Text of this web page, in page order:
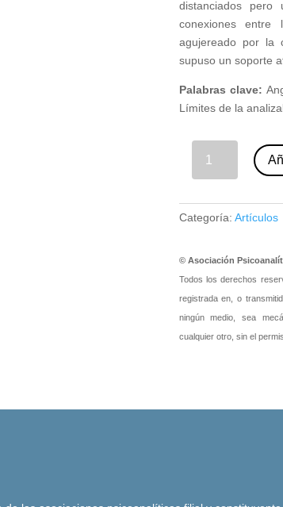
distanciados pero
conexiones
agujereado por la
supuso un soporte
Palabras clave:
Límites de la
Categoría: Artículos
© Asociación
Todos los derechos
registrada en, o
ningún medio, sea
cualquier otro, sin el